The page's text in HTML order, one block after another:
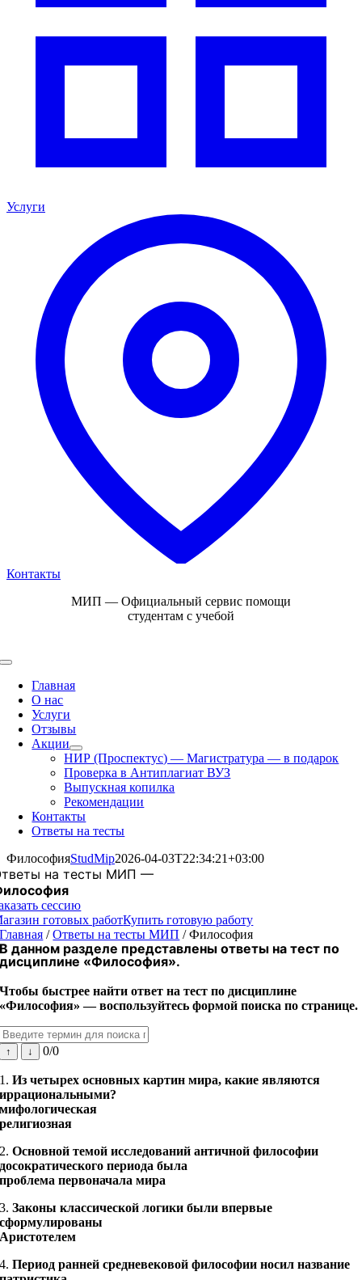
Услуги
Контакты
МИП — Официальный сервис помощи
студентам с учебой
Toggle
NavigationГлавная
О нас
Услуги
Отзывы
Акции
НИР (Проспектус) — Магистратура — в подарок
Проверка в Антиплагиат ВУЗ
Выпускная копилка
Рекомендации
Контакты
Ответы на тесты
ФилософияStudMip2026-04-03T22:34:21+03:00
на тесты МИП —
сессию
готовых работКупить готовую работу
Главная /Ответы на тесты МИП /Философия
В данном разделе представлены ответы на тест по
дисциплине «Философия».
Чтобы быстрее найти ответ на тест по дисциплине
«Философия» — воспользуйтесь формой поиска по странице.
↑ ↓ 0/0
1.Из четырех основных картин мира, какие являются
иррациональными?
мифологическая
религиозная
2.Основной темой исследований античной философии
досократического периода была
проблема первоначала мира
3.Законы классической логики были впервые
сформулированы
Аристотелем
4.Период ранней средневековой философии носил название